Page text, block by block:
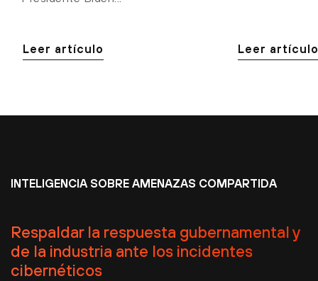
Leer artículo Leer artículo
INTELIGENCIA SOBRE AMENAZAS COMPARTIDA
Respaldar la respuesta gubernamental y
de la industria ante los incidentes
cibernéticos